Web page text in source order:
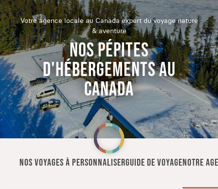
Votre agence locale au Canada expert du voyage nature
& aventure
NOS PÉPITES
D'HÉBERGEMENTS AU
CANADA
NOS VOYAGES À PERSONNALISERGUIDE DE VOYAGENOTRE